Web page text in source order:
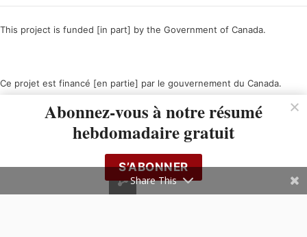
This project is funded [in part] by the Government of Canada.
Ce projet est financé [en partie] par le gouvernement du Canada.
Abonnez-vous à notre résumé
hebdomadaire gratuit
S’ABONNER
Share This